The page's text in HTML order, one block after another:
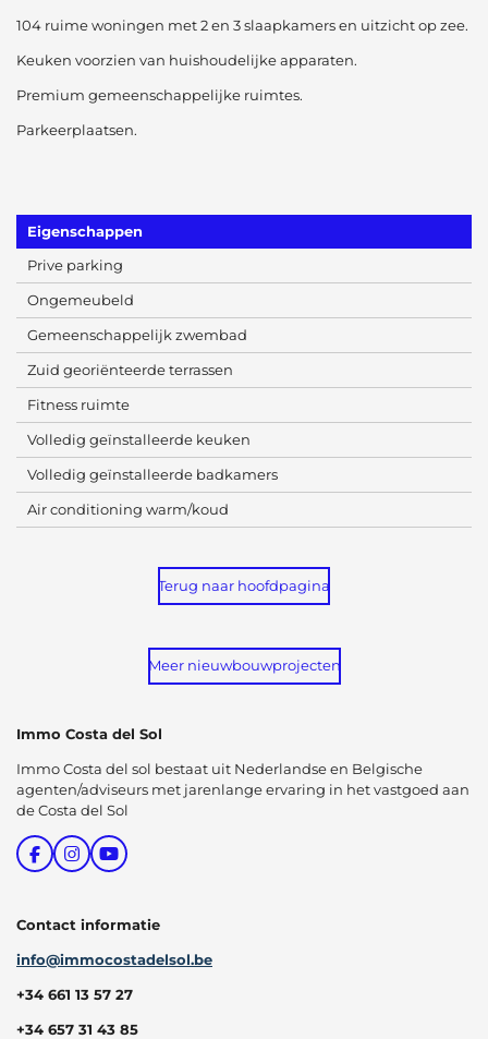
104 ruime woningen met 2 en 3 slaapkamers en uitzicht op zee.
Keuken voorzien van huishoudelijke apparaten.
Premium gemeenschappelijke ruimtes.
Parkeerplaatsen.
Eigenschappen
Prive parking
Ongemeubeld
Gemeenschappelijk zwembad
Zuid georiënteerde terrassen
Fitness ruimte
Volledig geïnstalleerde keuken
Volledig geïnstalleerde badkamers
Air conditioning warm/koud
Terug naar hoofdpagina
Meer nieuwbouwprojecten
Immo Costa del Sol
Immo Costa del sol bestaat uit Nederlandse en Belgische
agenten/adviseurs met jarenlange ervaring in het vastgoed aan
de Costa del Sol
F
a
b
o
I
n
a
r
m
Y
o
u
e
Contact informatie
info@immocostadelsol.be
+34 661 13 57 27
+34 657 31 43 85